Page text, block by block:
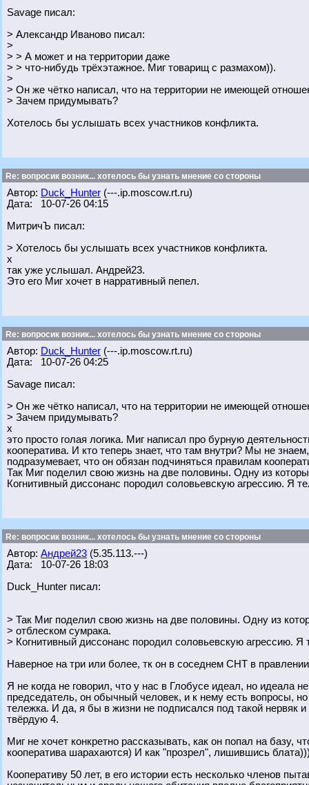
Savage писал:
> Александр Иваново писал:
>
> > А может и на территории даже
> > что-нибудь трёхэтажное. Миг товарищ с размахом)).
>
> Он же чётко написал, что на территории не имеющей
> Зачем придумывать?
Хотелось бы услышать всех участников конфликта.
Re: вопросик возник... хотелось бы узнать мнение со стороны
Автор: Duck_Hunter (---.ip.moscow.rt.ru)
Дата: 10-07-26 04:15
МитричЪ писал:
> Хотелось бы услышать всех участников конфликта.
х
так уже услышал. Андрей23.
Это его Миг хочет в нарративный пепел.
Re: вопросик возник... хотелось бы узнать мнение со стороны
Автор: Duck_Hunter (---.ip.moscow.rt.ru)
Дата: 10-07-26 04:25
Savage писал:
> Он же чётко написал, что на территории не имеющей
> Зачем придумывать?
х
это просто голая логика. Миг написал про бурную
кооператива. И кто теперь знает, что там внутри? Мы не
подразумевает, что он обязан подчиняться правилам
Так Миг поделил свою жизнь на две половины. Одну из
Когнитивный диссонанс породил соловьевскую агрессию. Я
Re: вопросик возник... хотелось бы узнать мнение со стороны
Автор: Андрей23 (5.35.113.---)
Дата: 10-07-26 18:03
Duck_Hunter писал:
> Так Миг поделил свою жизнь на две половины. Одну из
> отблеском сумрака.
> Когнитивный диссонанс породил соловьевскую агрессию. Я
Наверное на три или более, тк он в соседнем СНТ в
Я не когда не говорил, что у нас в Глобусе идеал, но идеала
председатель, он обычный человек, и к нему есть вопросы,
тележка. И да, я бы в жизни не подписался под такой нервяк
твёрдую 4.
Миг не хочет конкретно рассказывать, как он попал на базу,
кооператива шарахаются) И как "прозрел", лишившись
Кооперативу 50 лет, в его истории есть несколько членов